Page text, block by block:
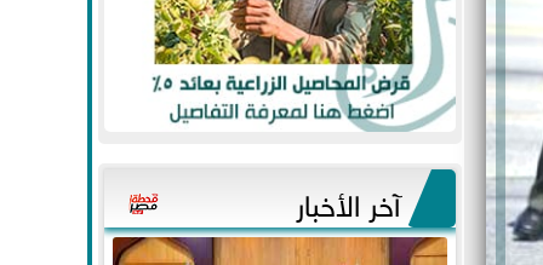
آخر الأخبار